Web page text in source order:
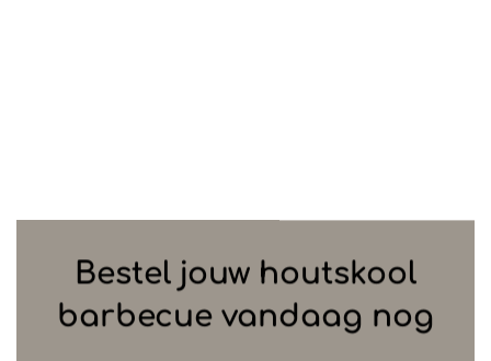
Bestel jouw houtskool
barbecue vandaag nog